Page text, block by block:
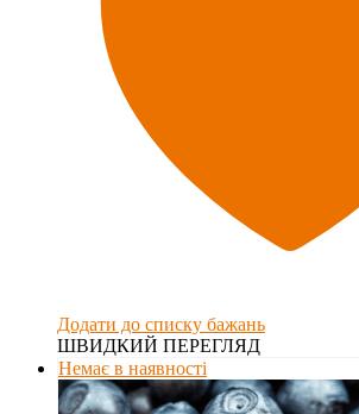
Додати до списку бажань
ШВИДКИЙ ПЕРЕГЛЯД
Немає в наявності